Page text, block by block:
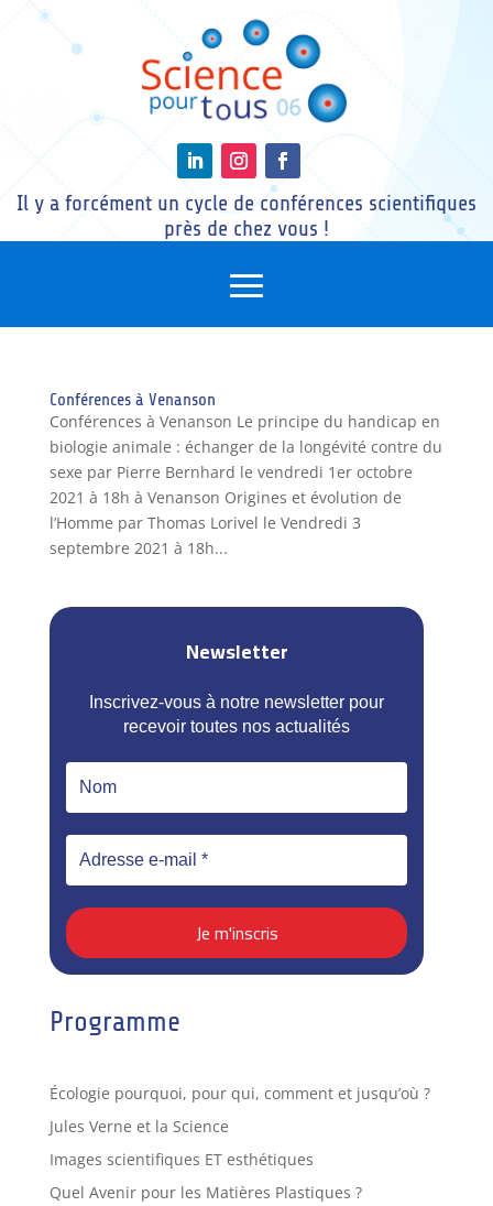
Il y a forcément un cycle de conférences scientifiques
près de chez vous !
Conférences à Venanson
Conférences à Venanson Le principe du handicap en
biologie animale : échanger de la longévité contre du
sexe par Pierre Bernhard le vendredi 1er octobre
2021 à 18h à Venanson Origines et évolution de
l’Homme par Thomas Lorivel le Vendredi 3
septembre 2021 à 18h...
Newsletter
Inscrivez-vous à notre newsletter pour
recevoir toutes nos actualités
Programme
Écologie pourquoi, pour qui, comment et jusqu’où ?
Jules Verne et la Science
Images scientifiques ET esthétiques
Quel Avenir pour les Matières Plastiques ?